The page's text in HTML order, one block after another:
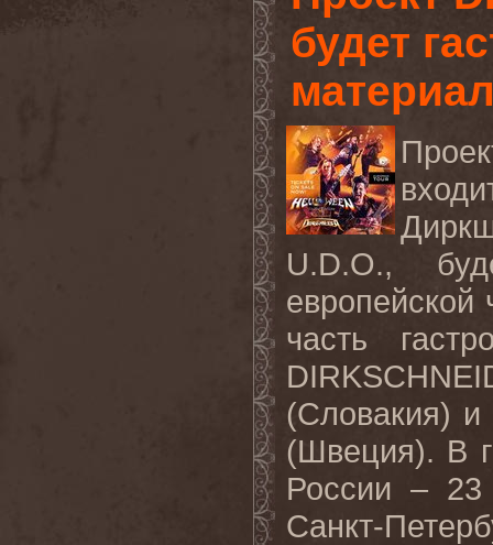
будет
U.D.O.,
европейской
часть
(Словакия) и
(Швеция). В
России –
Санкт-